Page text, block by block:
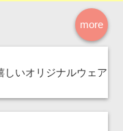
more
しいオリジナルウェア